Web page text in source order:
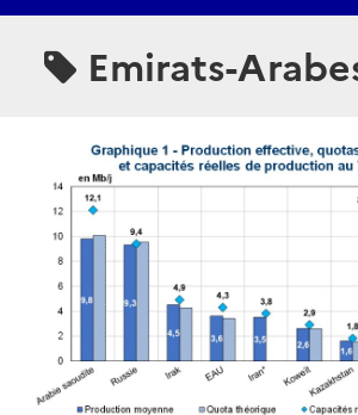
Emirats-